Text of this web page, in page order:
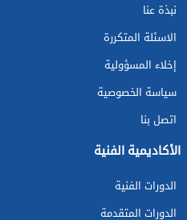
نبذة عنا
الاسئلة المتكررة
إخلاء المسؤولية
سياسة الخصوصية
اتصل بنا
الأكاديمية الفنية
الدورات الفنية
الدورات المتقدمة